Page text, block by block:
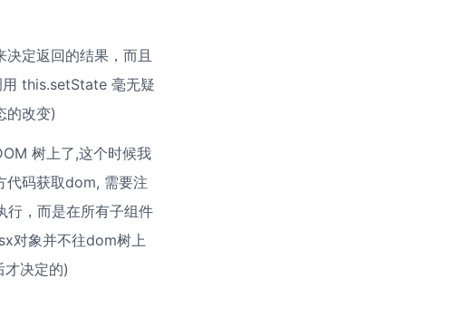
定返回的结果，而且
this.setState 毫无疑
的改变)
树上了,这个时候我
代码获取dom, 需要注
行，而是在所有子组件
对象并不往dom树上
决定的)